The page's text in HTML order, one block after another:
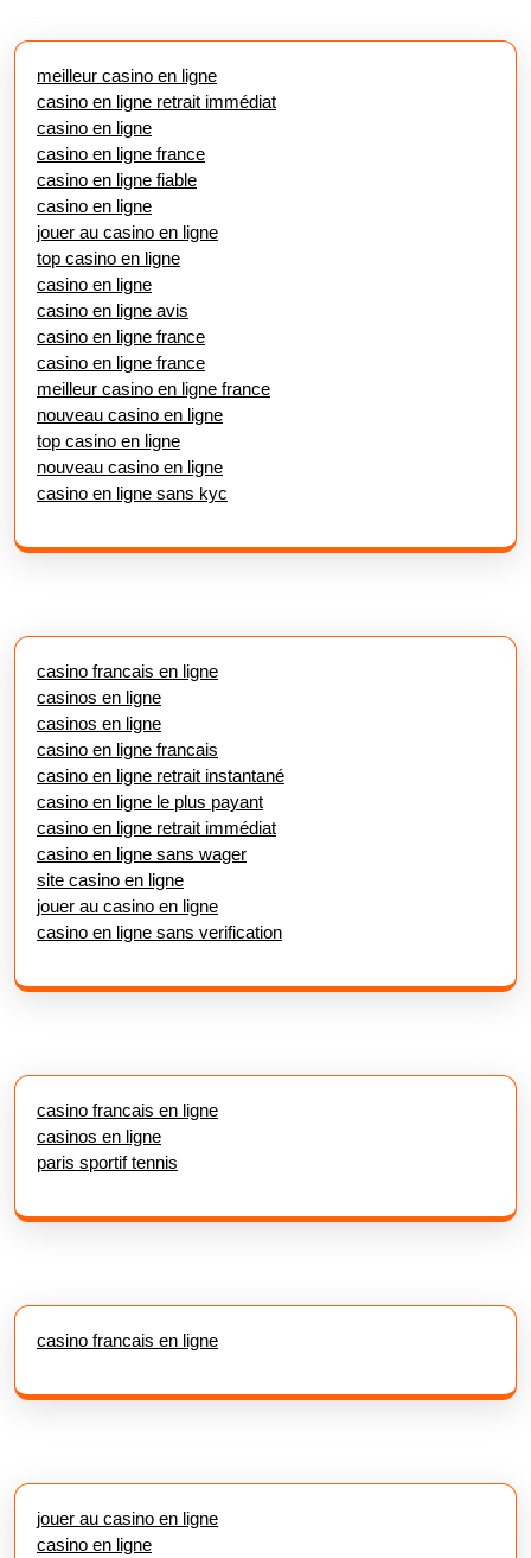
meilleur casino en ligne
casino en ligne retrait immédiat
casino en ligne
casino en ligne france
casino en ligne fiable
casino en ligne
jouer au casino en ligne
top casino en ligne
casino en ligne
casino en ligne avis
casino en ligne france
casino en ligne france
meilleur casino en ligne france
nouveau casino en ligne
top casino en ligne
nouveau casino en ligne
casino en ligne sans kyc
casino francais en ligne
casinos en ligne
casinos en ligne
casino en ligne francais
casino en ligne retrait instantané
casino en ligne le plus payant
casino en ligne retrait immédiat
casino en ligne sans wager
site casino en ligne
jouer au casino en ligne
casino en ligne sans verification
casino francais en ligne
casinos en ligne
paris sportif tennis
casino francais en ligne
jouer au casino en ligne
casino en ligne